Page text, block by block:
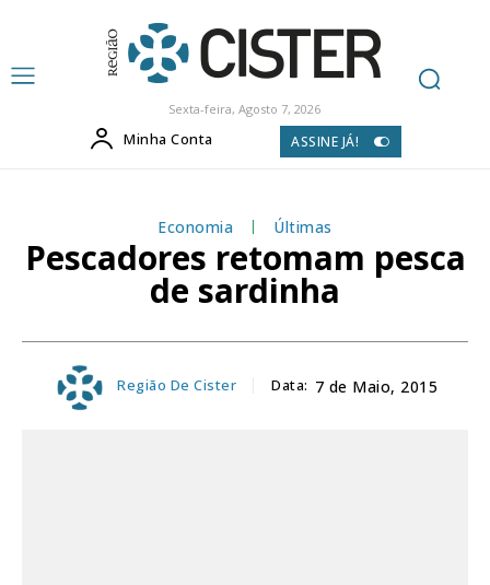
Sexta-feira, Agosto 7, 2026
Minha Conta ASSINE JÁ!
Economia Últimas
Pescadores retomam pesca
de sardinha
Região De Cister Data: 7 de Maio, 2015